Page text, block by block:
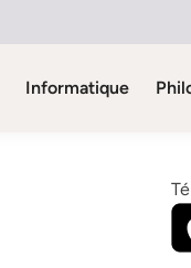
Informatique